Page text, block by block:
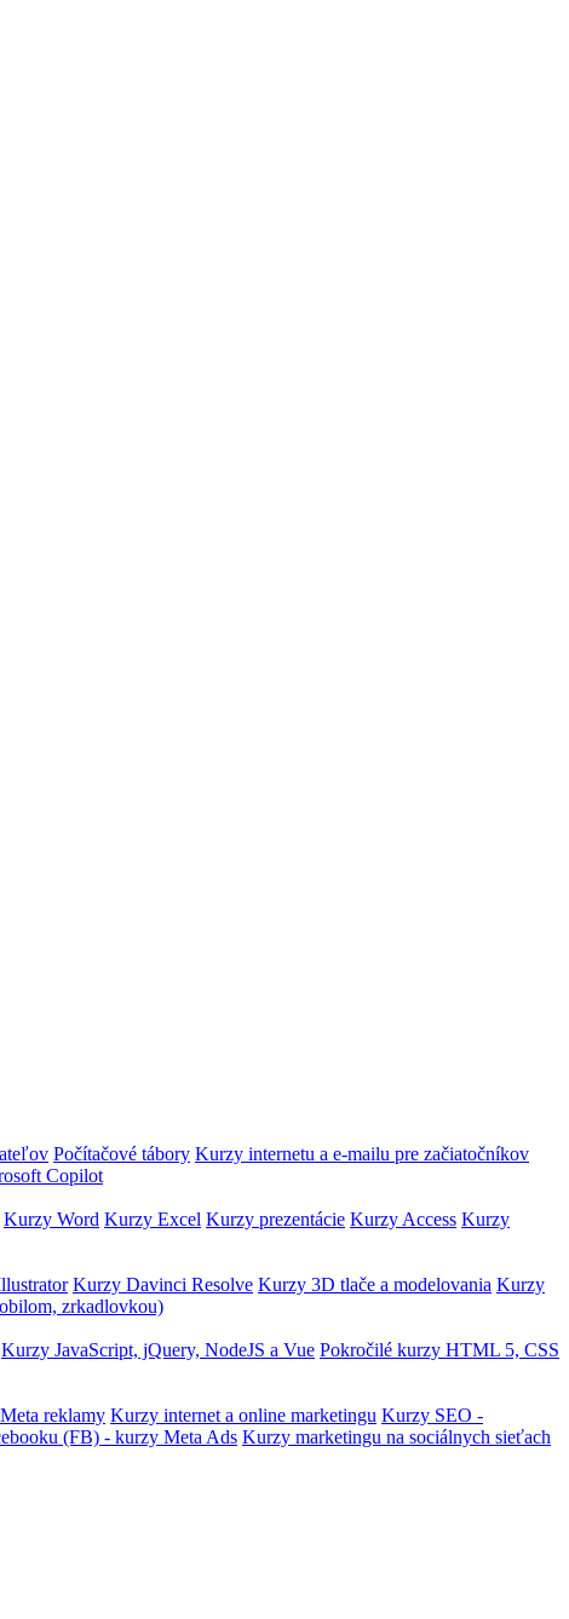
Počítačové tábory Kurzy internetu a e-mailu pre začiatočníkov
Copilot
Kurzy Word Kurzy Excel Kurzy prezentácie Kurzy Access Kurzy
Kurzy Davinci Resolve Kurzy 3D tlače a modelovania Kurzy
zrkadlovkou)
Kurzy JavaScript, jQuery, NodeJS a Vue Pokročilé kurzy HTML 5, CSS
reklamy Kurzy internet a online marketingu Kurzy SEO -
(FB) - kurzy Meta Ads Kurzy marketingu na sociálnych sieťach